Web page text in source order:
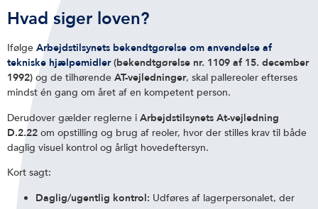
Hvad siger loven?
Ifølge Arbejdstilsynets bekendtgørelse om anvendelse af
tekniske hjælpemidler(bekendtgørelse nr. 1109 af 15. december
1992) og de tilhørende AT-vejledninger, skal pallereoler efterses
mindst én gang om året af en kompetent person.
Derudover gælder reglerne i Arbejdstilsynets At-vejledning
D.2.22 om opstilling og brug af reoler, hvor der stilles krav til både
daglig visuel kontrol og årligt hovedeftersyn.
Kort sagt:
Daglig/ugentlig kontrol: Udføres af lagerpersonalet, der